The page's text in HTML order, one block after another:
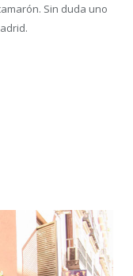
Sin duda uno